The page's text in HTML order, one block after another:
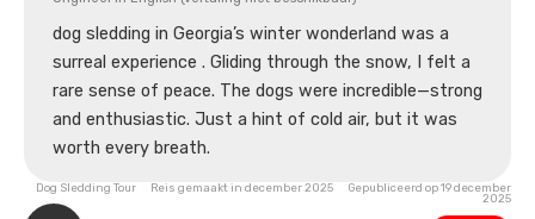
dog sledding in Georgia’s winter wonderland was a
surreal experience . Gliding through the snow, I felt a
rare sense of peace. The dogs were incredible—strong
and enthusiastic. Just a hint of cold air, but it was
worth every breath.
Dog Sledding Tour Reis gemaakt in december 2025 Gepubliceerd op 19 december
2025